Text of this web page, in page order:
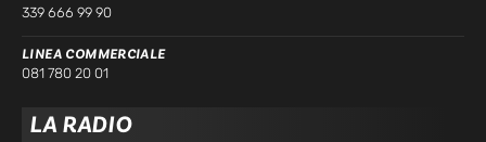
339 666 99 90
LINEA COMMERCIALE
081 780 20 01
LA RADIO